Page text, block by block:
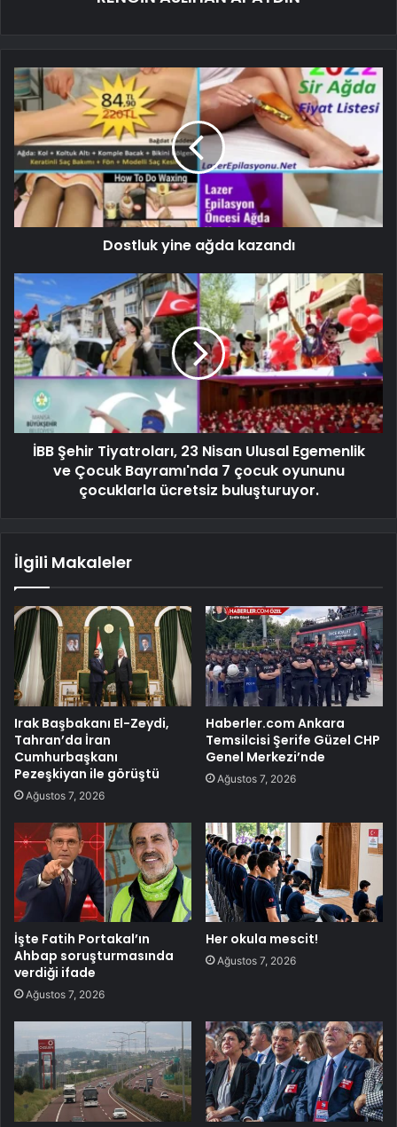
Dostluk yine ağda kazandı
İBB Şehir Tiyatroları, 23 Nisan Ulusal Egemenlik
ve Çocuk Bayramı'nda 7 çocuk oyununu
çocuklarla ücretsiz buluşturuyor.
İlgili Makaleler
Irak Başbakanı El-Zeydi,
Tahran’da İran
Cumhurbaşkanı
Pezeşkiyan ile görüştü
Ağustos 7, 2026
Haberler.com Ankara
Temsilcisi Şerife Güzel CHP
Genel Merkezi’nde
Ağustos 7, 2026
İşte Fatih Portakal’ın
Ahbap soruşturmasında
verdiği ifade
Ağustos 7, 2026
Her okula mescit!
Ağustos 7, 2026